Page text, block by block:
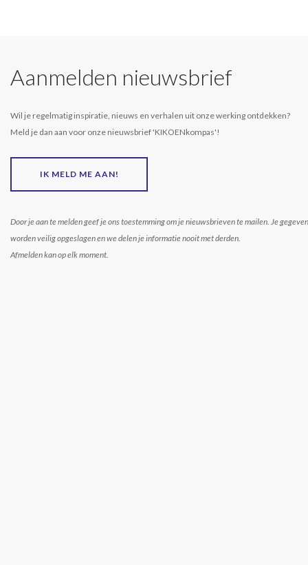
Aanmelden nieuwsbrief
Wil je regelmatig inspiratie, nieuws en verhalen uit onze werking ontdekken?
Meld je dan aan voor onze nieuwsbrief 'KIKOENkompas'!
IK MELD ME AAN!
Door je aan te melden geef je ons toestemming om je nieuwsbrieven te mailen. Je
worden veilig opgeslagen en we delen je informatie nooit met derden.
Afmelden kan op elk moment.